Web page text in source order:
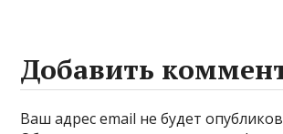
Добавить
Ваш адрес email не будет